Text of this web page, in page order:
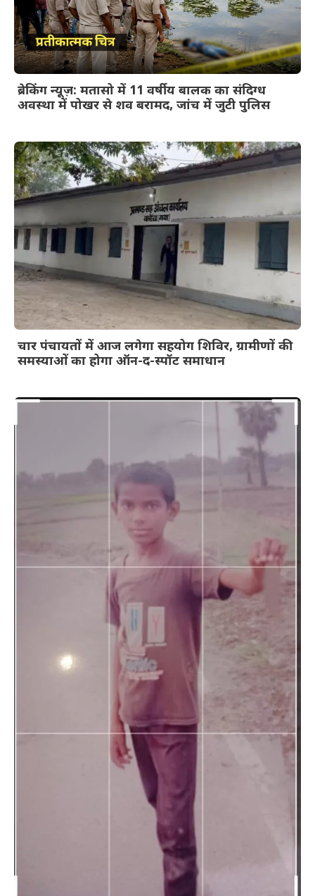
ब्रेकिंग न्यूज़: मतासो में 11 वर्षीय बालक का संदिग्ध
अवस्था में पोखर से शव बरामद, जांच में जुटी पुलिस
चार पंचायतों में आज लगेगा सहयोग शिविर, ग्रामीणों की
समस्याओं का होगा ऑन-द-स्पॉट समाधान